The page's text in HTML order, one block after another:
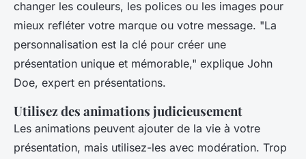
changer les couleurs, les polices ou les images pour
mieux refléter votre marque ou votre message. "La
personnalisation est la clé pour créer une
présentation unique et mémorable," explique John
Doe, expert en présentations.
Utilisez des animations judicieusement
Les animations peuvent ajouter de la vie à votre
présentation, mais utilisez-les avec modération. Trop